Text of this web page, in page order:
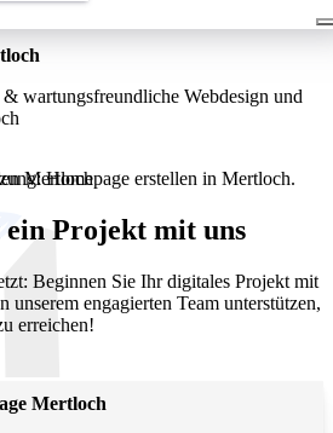
wartungsfreundliche Webdesign und
Homepage erstellen in Mertloch.
sichtbar machen.
ein Projekt mit uns
Beginnen Sie Ihr digitales Projekt mit
unserem engagierten Team unterstützen,
erreichen!
Mertloch